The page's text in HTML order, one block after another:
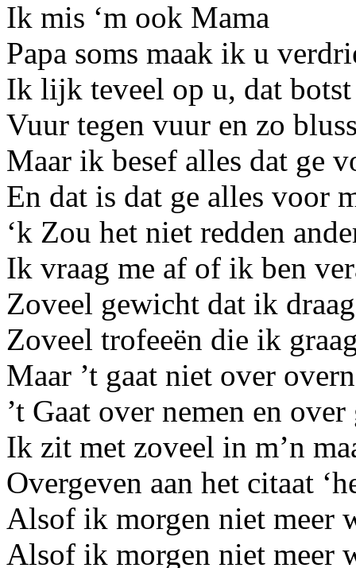
Ik mis ‘m ook Mama
Papa soms maak ik u
Ik lijk teveel op u, dat botst
Vuur tegen vuur en zo
Maar ik besef alles dat ge
En dat is dat ge alles voor
‘k Zou het niet redden
Ik vraag me af of ik ben
Zoveel gewicht dat ik
Zoveel trofeeën die ik
Maar ’t gaat niet over
’t Gaat over nemen en over
Ik zit met zoveel in m’n
Overgeven aan het citaat
Alsof ik morgen niet meer
Alsof ik morgen niet meer